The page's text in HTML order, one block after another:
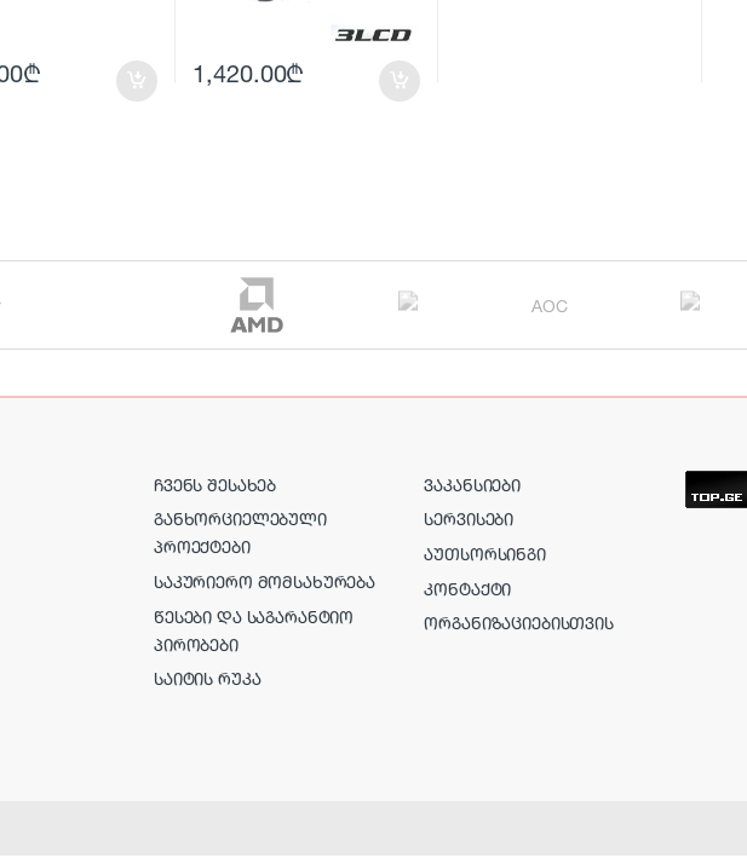
₾ 1,420.00₾
ᲩᲕᲔᲜᲡ ᲨᲔᲡᲐᲮᲔᲑ
ᲒᲐᲜᲮᲝᲠᲪᲘᲔᲚᲔᲑᲣᲚᲘ
ᲞᲠᲝᲔᲥᲢᲔᲑᲘ
ᲡᲐᲙᲣᲠᲘᲔᲠᲝ ᲛᲝᲛᲡᲐᲮᲣᲠᲔᲑᲐ
ᲬᲔᲡᲔᲑᲘ ᲓᲐ ᲡᲐᲒᲐᲠᲐᲜᲢᲘᲝ
ᲞᲘᲠᲝᲑᲔᲑᲘ
ᲡᲐᲘᲢᲘᲡ ᲠᲣᲙᲐ
ᲕᲐᲙᲐᲜᲡᲘᲔᲑᲘ
ᲡᲔᲠᲕᲘᲡᲔᲑᲘ
ᲐᲣᲗᲡᲝᲠᲡᲘᲜᲒᲘ
ᲙᲝᲜᲢᲐᲥᲢᲘ
ᲝᲠᲒᲐᲜᲘᲖᲐᲪᲘᲔᲑᲘᲡᲗᲕᲘᲡ